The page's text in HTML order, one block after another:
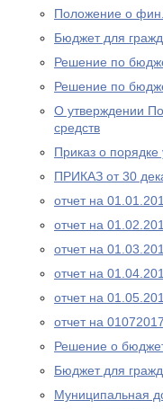
Положение о
Бюджет для
Решение по
Решение по
О утверждении
средств
Приказ о порядке
ПРИКАЗ от 30
отчет на
отчет на
отчет на
отчет на
отчет на
отчет на
Решение о
Бюджет для
Муниципальная